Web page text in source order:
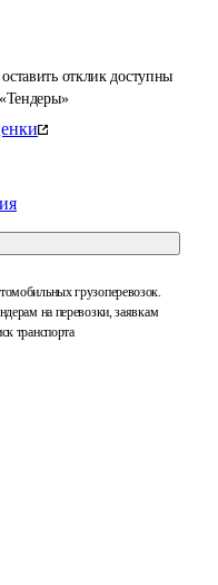
отклик доступны
грузоперевозок.
на перевозки, заявкам
транспорта